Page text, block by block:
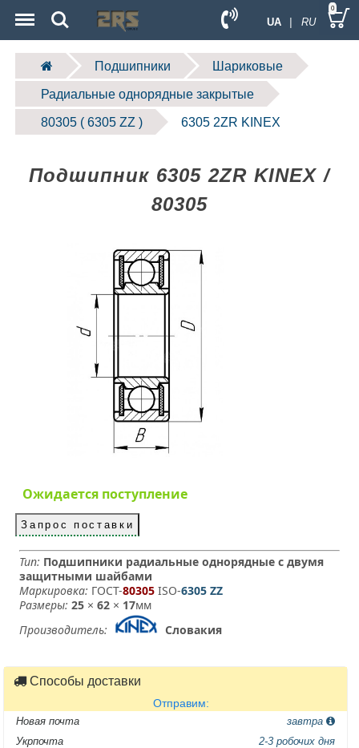
UA | RU
Search 0
Подшипники Шариковые
Радиальные однорядные закрытые
80305 ( 6305 ZZ ) 6305 2ZR KINEX
Подшипник 6305 2ZR KINEX /
80305
Ожидается поступление
Запрос поставки
Тип: Подшипники радиальные однорядные с двумя
защитными шайбами
Маркировка: ГОСТ-80305 ­ ISO-6305 ZZ
Размеры: 25 ×62 × 17мм
Производитель:
Словакия
Способы доставки
Отправим:
Новая почта
завтра
Укрпочта
2-3 робочих дня